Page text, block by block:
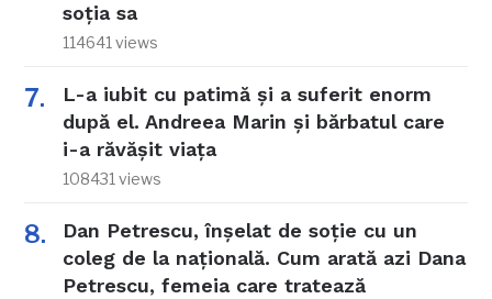
soția sa
114641 views
L-a iubit cu patimă și a suferit enorm
după el. Andreea Marin și bărbatul care
i-a răvășit viața
108431 views
Dan Petrescu, înșelat de soție cu un
coleg de la națională. Cum arată azi Dana
Petrescu, femeia care tratează